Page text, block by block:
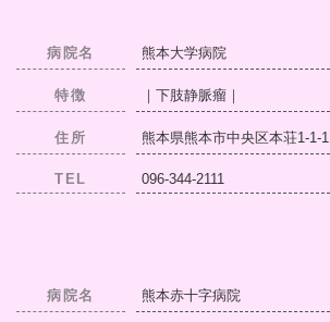
病院名 熊本大学病院
特徴 ｜下肢静脈瘤｜
住所 熊本県熊本市中央区本荘1-1-1
TEL 096-344-2111
病院名 熊本赤十字病院